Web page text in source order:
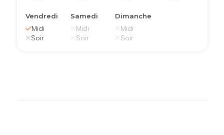
Vendredi
Midi
Soir
Samedi
Midi
Soir
Dimanche
Midi
Soir